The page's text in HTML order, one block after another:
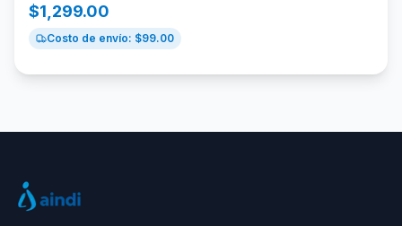
$1,299.00
Costo de envío: $99.00